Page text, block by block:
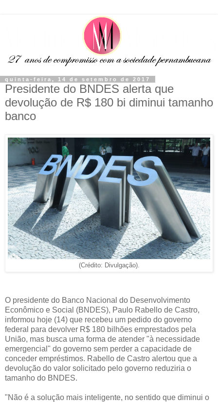
quinta-feira, 14 de setembro de 2017
Presidente do BNDES alerta que
devolução de R$ 180 bi diminui tamanho
banco
(Crédito: Divulgação).
O presidente do Banco Nacional do Desenvolvimento
Econômico e Social (BNDES), Paulo Rabello de Castro,
informou hoje (14) que recebeu um pedido do governo
federal para devolver R$ 180 bilhões emprestados pela
União, mas busca uma forma de atender "à necessidade
emergencial" do governo sem perder a capacidade de
conceder empréstimos. Rabello de Castro alertou que a
devolução do valor solicitado pelo governo reduziria o
tamanho do BNDES.
"Não é a solução mais inteligente, no sentido que diminui o